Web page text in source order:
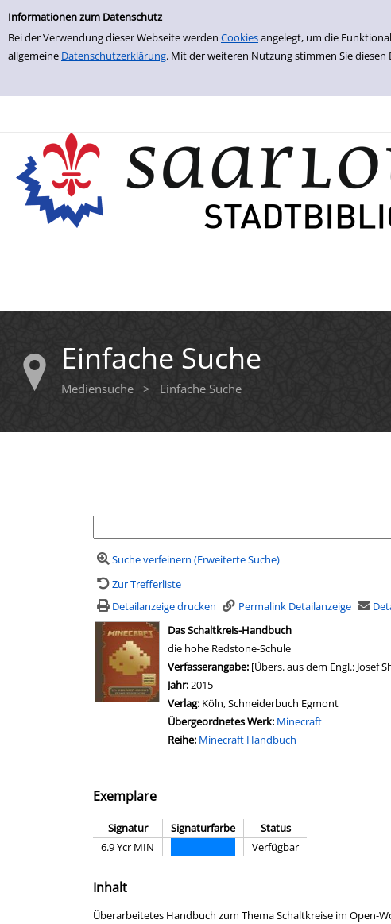
Einfache Suche
Informationen zum Datenschutz
Bei der Verwendung dieser Webseite werden Cookiesangelegt, um die
allgemeine Datenschutzerklärung. Mit der weiteren Nutzung stimmen Sie diesen
Zur Detailanzeige springen
Einfache Suche
Mediensuche > Einfache Suche
Suche verfeinern (Erweiterte Suche)
Zur Trefferliste
Detailanzeige drucken
Permalink Detailanzeige
wird in neuem Tab geöffnet
Das Schaltkreis-Handbuch
die hohe Redstone-Schule
Suche nach diesem Verfasser
Verfasserangabe: [Übers. aus dem Engl.: Josef
Jahr:2015
Verlag: Köln, Schneiderbuch Egmont
Übergeordnetes Werk: Minecraft
Reihe: Minecraft Handbuch
Exemplare
Signatur Signaturfarbe
Status
6.9 Ycr MIN
Verfügbar
Inhalt
Überarbeitetes Handbuch zum Thema Schaltkreise im Open-